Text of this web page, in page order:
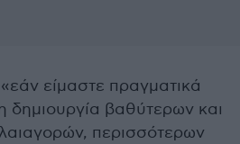
είμαστε πραγματικά
δημιουργία βαθύτερων και
περισσότερων